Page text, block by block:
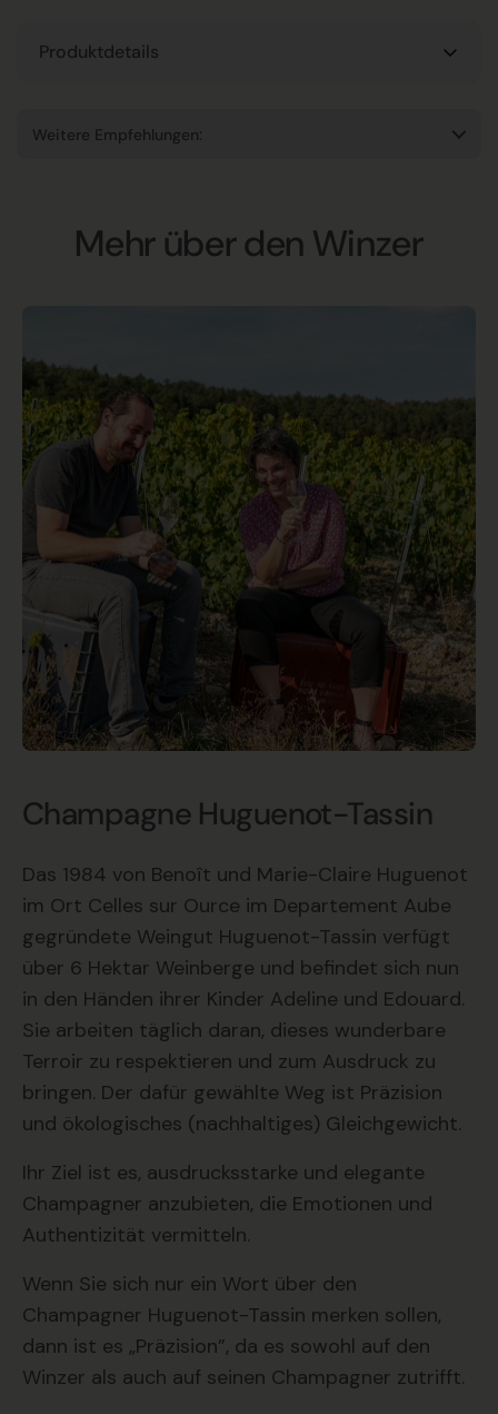
Produktdetails
Weitere Empfehlungen:
Mehr über den Winzer
Champagne Huguenot-Tassin
Das 1984 von Benoît und Marie-Claire Huguenot
im Ort Celles sur Ource im Departement Aube
gegründete Weingut Huguenot-Tassin verfügt
über 6 Hektar Weinberge und befindet sich nun
in den Händen ihrer Kinder Adeline und Edouard.
Sie arbeiten täglich daran, dieses wunderbare
Terroir zu respektieren und zum Ausdruck zu
bringen. Der dafür gewählte Weg ist Präzision
und ökologisches (nachhaltiges) Gleichgewicht.
Ihr Ziel ist es, ausdrucksstarke und elegante
Champagner anzubieten, die Emotionen und
Authentizität vermitteln.
Wenn Sie sich nur ein Wort über den
Champagner Huguenot-Tassin merken sollen,
dann ist es „Präzision”, da es sowohl auf den
Winzer als auch auf seinen Champagner zutrifft.